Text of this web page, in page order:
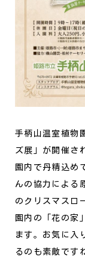
手柄山温室植物
ズ展」が開催さ
園内で丹精込め
んの協力による
のクリスマスロ
園内の「花の家
ます。お気に入
るのも素敵です